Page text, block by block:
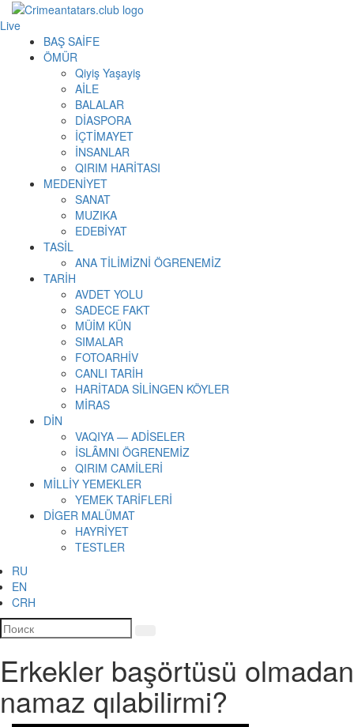
Live
BAŞ SAİFE
ÖMÜR
Qiyiş Yaşayiş
AİLE
BALALAR
DİASPORA
İÇTİMAYET
İNSANLAR
QIRIM HARİTASI
MEDENİYET
SANAT
MUZIKA
EDEBİYAT
TASİL
ANA TİLİMİZNİ ÖGRENEMİZ
TARİH
AVDET YOLU
SADECE FAKT
MÜİM KÜN
SIMАLAR
FOTOARHİV
CANLI TARİH
HARİTADA SİLİNGEN KÖYLER
MİRAS
DİN
VAQIYA — ADİSELER
İSLÂMNI ÖGRENEMİZ
QIRIM CAMİLERİ
MİLLİY YEMEKLER
YEMEK TARİFLERİ
DİGER MALÜMAT
HAYRİYET
TESTLER
RU
EN
CRH
Erkekler başörtüsü olmadan
namaz qılabilirmi?